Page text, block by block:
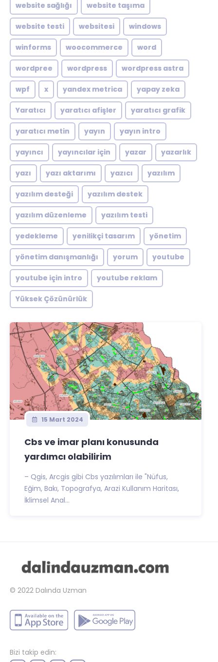
website sağlığı website taşıma
website testi websitesi windows
winforms woocommerce word
wordpree wordpress wordpress astra
wpf x yandex metrica yapay zeka
Yaratıcı yaratıcı afişler yaratıcı grafik
yaratıcı metin yayın yayın intro
yayıncı yayıncılar için yazar yazarlık
yazı yazı aktarımı yazıcı yazılım
yazılım desteği yazılım destek
yazılım düzenleme yazılım testi
yedekleme yenilikçi tasarım yönetim
yönetim danışmanlığı yorum youtube
youtube için intro youtube reklam
Yüksek Çözünürlük
15 Mart 2024
Cbs ve imar planı konusunda
yardımcı olabilirim
– Qgis, Arcgis gibi Cbs yazılımları ile "Nüfus,
Eğim, Bakı, Topografya, Arazi Kullanım Haritası,
İklimsel Anal...
© 2022 Dalında Uzman
Bizi takip edin: